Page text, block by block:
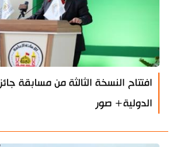
افتتاح النسخة الثالثة من مسابقة
الدولية+ صور